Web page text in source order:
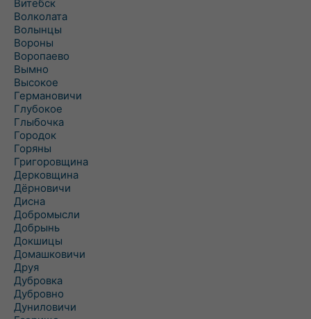
Витебск
Волколата
Волынцы
Вороны
Воропаево
Вымно
Высокое
Германовичи
Глубокое
Глыбочка
Городок
Горяны
Григоровщина
Дерковщина
Дёрновичи
Дисна
Добромысли
Добрынь
Докшицы
Домашковичи
Друя
Дубровка
Дубровно
Дуниловичи